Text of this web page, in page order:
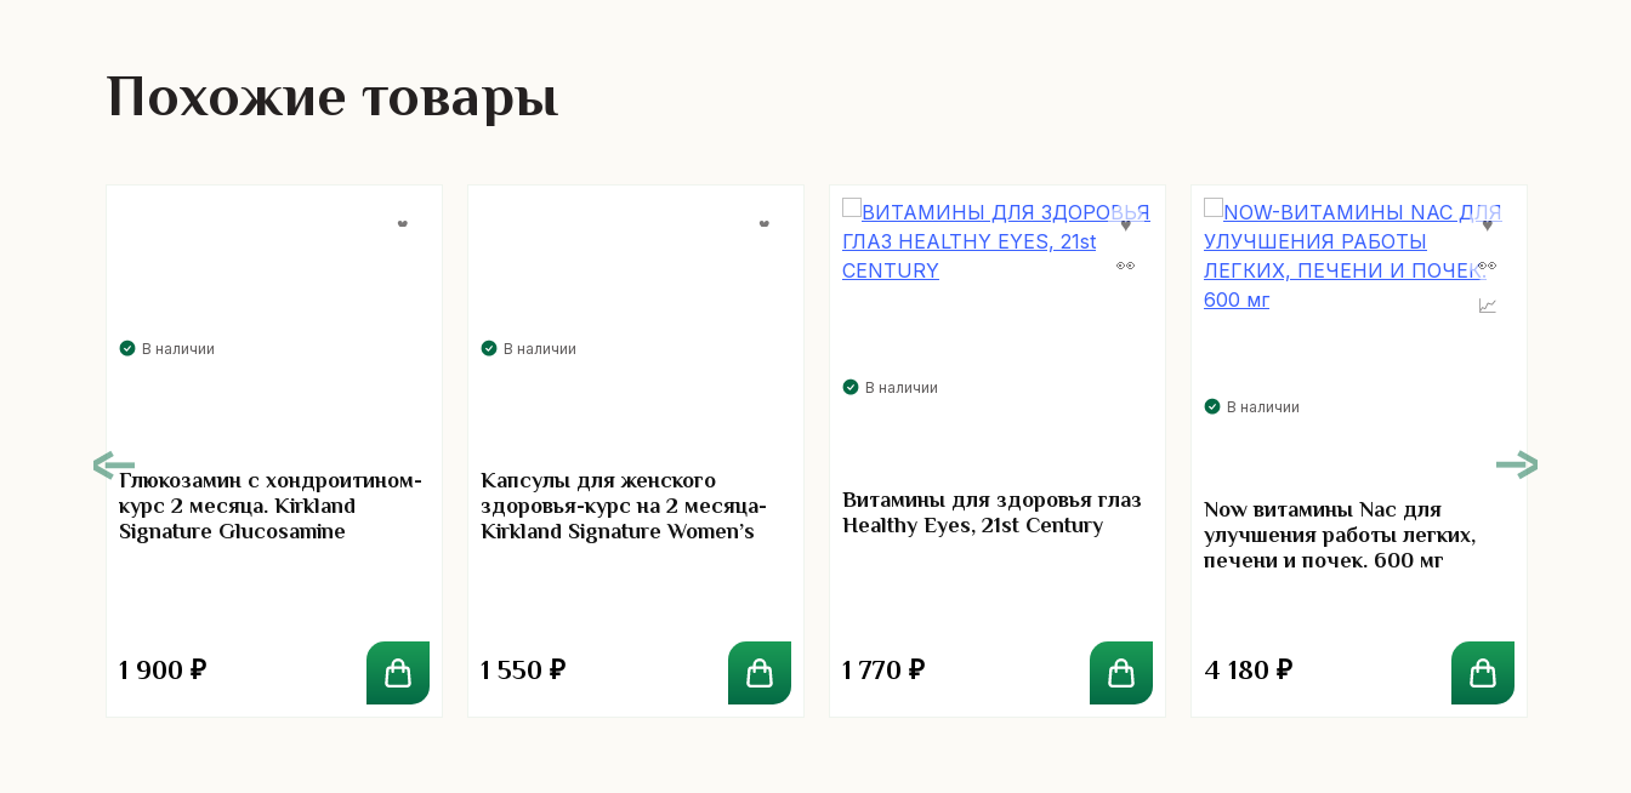
Похожие товары
В наличии
Глюкозамин с хондроитином-
курс 2 месяца. Kirkland
Signature Glucosamine
1 900 ₽
В наличии
Капсулы для женского
здоровья-курс на 2 месяца-
Kirkland Signature Women’s
1 550 ₽
В наличии
Витамины для здоровья глаз
Healthy Eyes, 21st Century
1 770 ₽
В наличии
Now витамины Nac для
улучшения работы легких,
печени и почек. 600 мг
4 180 ₽